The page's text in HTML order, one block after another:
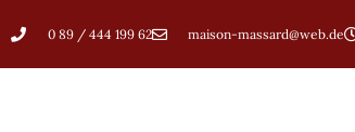
0 89 / 444 199 62 maison-massard@web.de